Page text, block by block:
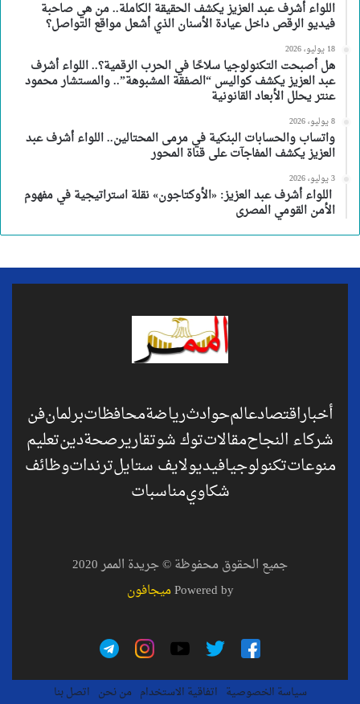
اللواء أشرف عبد العزيز يكشف الحقيقة الكاملة.. من هي صاحبة
فيديو الرقص داخل عيادة الأسنان الذي أشعل مواقع التواصل؟
18 يوليو، 2026
هل أصبحت التكنولوجيا سلاحًا في الحرب الرقمية؟.. اللواء أشرف
عبد العزيز يكشف كواليس “الصفقة المشبوهة”.. والمستشار محمود
عنتر يحلل الأبعاد القانونية
8 يوليو، 2026
واتساب والحسابات البنكية في مرمى المحتالين.. اللواء أشرف عبد
العزيز يكشف المفاجآت على قناة المحور
3 يوليو، 2026
اللواء أشرف عبد العزيز: «الأوكتاجون» نقلة استراتيجية في مفهوم
الأمن القومي المصرى
أخباراقتصادعالمحوادثرياضةمحافظاتبرلمانفن
شركاء النجاحمقالاتتوك شوتقاريرصحةدينتعليم
منوعاتتكنولوجيافيديولايف ستايلترنداتوظائف
شكاويمناسبات
جميع الحقوق محفوظة © جريدة الممر 2020
Powered byميجافون
سياسة الخصوصية اتفاقية الاستخدام من نحن اتصل بنا